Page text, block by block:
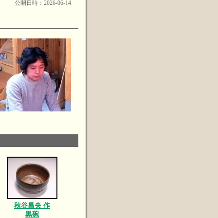
公開日時：2026-06-14
秋谷昌央 作
黒碗